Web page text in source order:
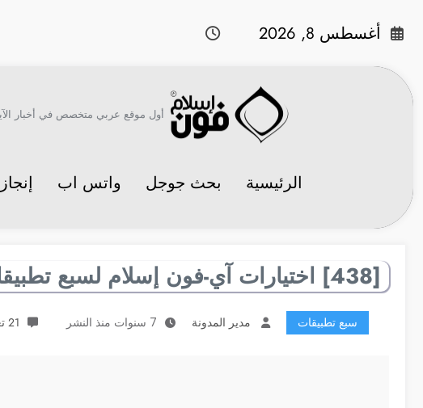
أغسطس 8, 2026
أول موقع عربي متخصص في أخبار
الرئيسية بحث جوجل واتس اب
[438] اختيارات آي-فون إسلام لسبع تطبيقات مفيدة
سبع تطبيقات مدير المدونة 7 سنوات منذ النشر 21 تعليقات